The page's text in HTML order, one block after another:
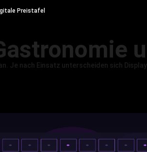
Preistafel
Je nach Einsatz unterscheiden sich